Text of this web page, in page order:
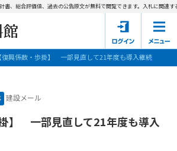
資料館とは
、総合評価値、過去の公告原文が無料で閲覧できます。入札に関連す
【復興係数・歩掛】 一部見直して21年度も導入継続
建設メール
掛】 一部見直して21年度も導入